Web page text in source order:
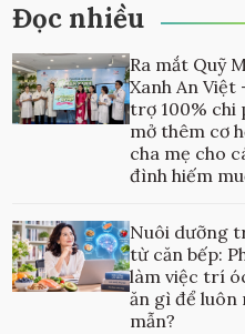
Đọc nhiều
Ra mắt Quỹ
Xanh An Việt
trợ 100% chi
mở thêm cơ
cha mẹ cho
đình hiếm
Nuôi dưỡng
từ căn bếp:
làm việc trí
ăn gì để luôn
mẫn?